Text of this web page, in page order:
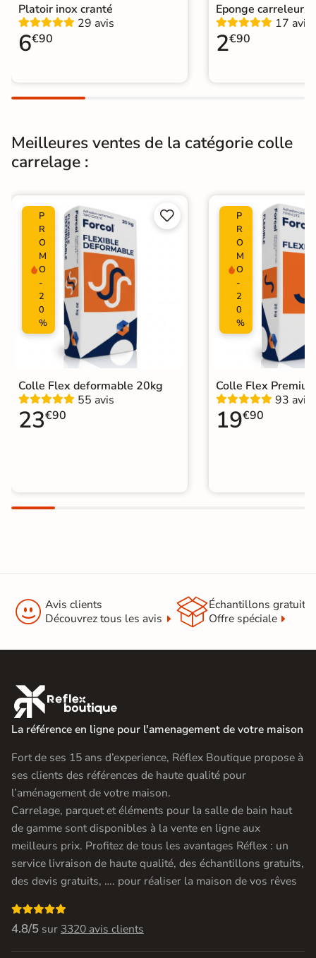
Platoir inox cranté
29 avis
6€90
Eponge carreleur
17 avis
2€90
Meilleures ventes de la catégorie colle
carrelage :
P
R
O
M
O
-
2
0
%


Colle Flex deformable 20kg
55 avis
23€90
P
R
O
M
O
-
2
0
%
Colle Flex
93 avis
19€90
 Avis clients
Découvrez tous les avis
Échantillons gratuit
Offre spéciale

La référence en ligne pour l'amenagement de votre maison
Fort de ses 15 ans d’experience, Réflex Boutique propose à
ses clients des références de haute qualité pour
l’aménagement de votre maison.
Carrelage, parquet et éléments pour la salle de bain haut
de gamme sont disponibles à la vente en ligne aux
meilleurs prix. Profitez de tous les avantages Réflex : un
service livraison de haute qualité, des échantillons gratuits,
des devis gratuits, …. pour réaliser la maison de vos rêves

4.8/5 sur 3320 avis clients